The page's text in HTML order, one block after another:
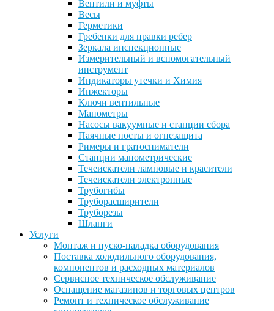
Вентили и муфты
Весы
Герметики
Гребенки для правки ребер
Зеркала инспекционные
Измерительный и вспомогательный
инструмент
Индикаторы утечки и Химия
Инжекторы
Ключи вентильные
Манометры
Насосы вакуумные и станции сбора
Паячные посты и огнезащита
Римеры и гратосниматели
Станции манометрические
Течеискатели ламповые и красители
Течеискатели электронные
Трубогибы
Труборасширители
Труборезы
Шланги
Услуги
Монтаж и пуско-наладка оборудования
Поставка холодильного оборудования,
компонентов и расходных материалов
Сервисное техническое обслуживание
Оснащение магазинов и торговых центров
Ремонт и техническое обслуживание